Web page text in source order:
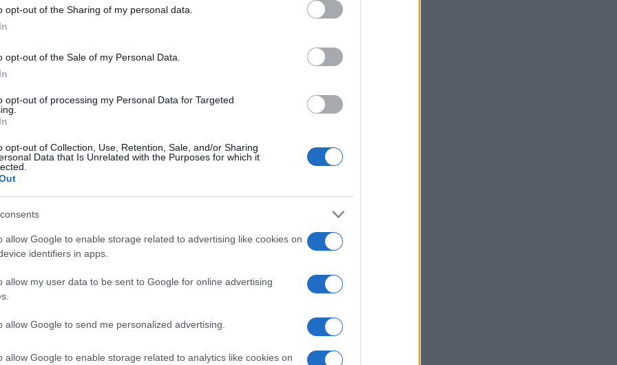
opt-out of the Sharing of my personal data.
opt-out of the Sale of my Personal Data.
opt-out of processing my Personal Data for Targeted
opt-out of Collection, Use, Retention, Sale, and/or Sharing
Data that Is Unrelated with the Purposes for which it
allow Google to enable storage related to advertising like cookies on
identifiers in apps.
allow my user data to be sent to Google for online advertising
allow Google to send me personalized advertising.
allow Google to enable storage related to analytics like cookies on
Φόρτωμας (φωτ.: facebook / Γιώργος Ψυχογιός)
της ΕπιτροπήςΦίλιππος Φόρτωμας
και τα μέλη Ασημίνα Σκόνδρα,
Λεονταρίδης.
της επίσκεψης, ο πρόεδρος της
Φόρτωμας δήλωσε:
μου ευχαριστίες προς τον Πρόεδρο της
και να τον συγχαρώ για την εξαιρετική δουλειά
του Μουσείου Προσφυγικού
για την πρόσκληση, την ξενάγηση και τη